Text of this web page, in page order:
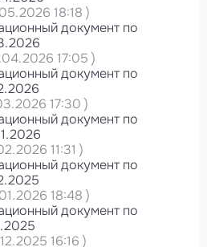
18:18 )
документ по
17:05 )
документ по
17:30 )
документ по
11:31 )
документ по
18:48 )
документ по
16:16 )